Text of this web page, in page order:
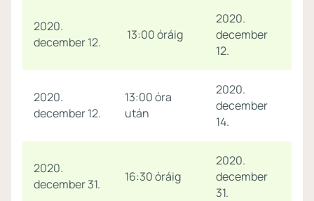
2020.
december 12.
13:00 óráig
2020.
december
12.
2020.
december 12.
13:00 óra
után
2020.
december
14.
2020.
december 31.
16:30 óráig
2020.
december
31.